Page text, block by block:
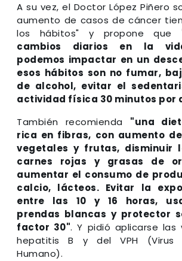
A su vez, el Doctor López Piñero
aumento de casos de cáncer
los hábitos" y propone que
cambios diarios en la
podemos impactar en un
esos hábitos son no fumar,
de alcohol, evitar el
actividad física 30 minutos por
También recomienda "una
rica en fibras, con aumento
vegetales y frutas, disminuir
carnes rojas y grasas de
aumentar el consumo de
calcio, lácteos. Evitar la
entre las 10 y 16 horas,
prendas blancas y protector
factor 30". Y pidió aplicarse las
hepatitis B y del VPH (Virus
Humano).